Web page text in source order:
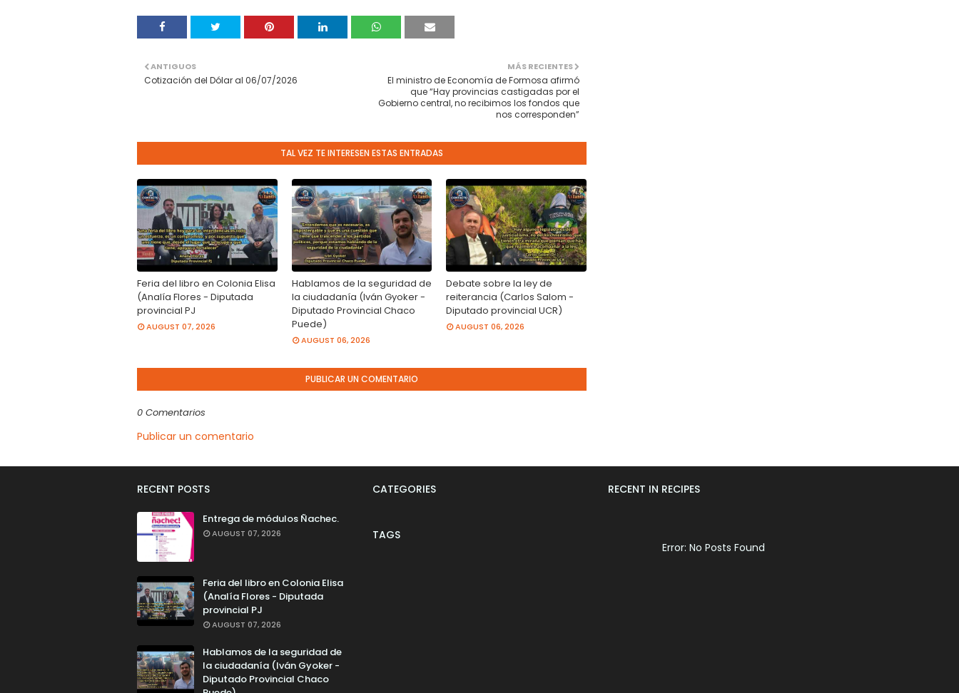
MÁS RECIENTES
El ministro de Economía de Formosa afirmó
que “Hay provincias castigadas por el
Gobierno central, no recibimos los fondos que
nos corresponden”
ANTIGUOS
Cotización del Dólar al 06/07/2026
TAL VEZ TE INTERESEN ESTAS ENTRADAS
Feria del libro en Colonia Elisa
(Analía Flores - Diputada
provincial PJ
AUGUST 07, 2026
Hablamos de la seguridad de
la ciudadanía (Iván Gyoker -
Diputado Provincial Chaco
Puede)
AUGUST 06, 2026
Debate sobre la ley de
reiterancia (Carlos Salom -
Diputado provincial UCR)
AUGUST 06, 2026
PUBLICAR UN COMENTARIO
0 Comentarios
Publicar un comentario
RECENT POSTS
Entrega de módulos Ñachec.
AUGUST 07, 2026
Feria del libro en Colonia Elisa
(Analía Flores - Diputada
provincial PJ
AUGUST 07, 2026
Hablamos de la seguridad de
la ciudadanía (Iván Gyoker -
Diputado Provincial Chaco
CATEGORIES
TAGS
RECENT IN RECIPES
Error: No Posts Found